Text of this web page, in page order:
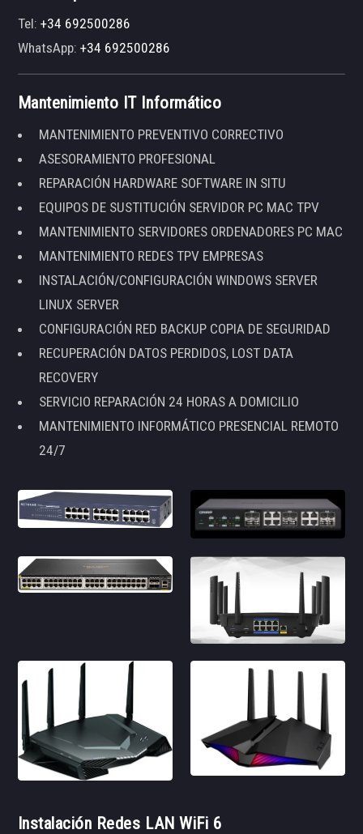
Tel:+34 692500286
WhatsApp:+34 692500286
Mantenimiento IT Informático
MANTENIMIENTO PREVENTIVO CORRECTIVO
ASESORAMIENTO PROFESIONAL
REPARACIÓN HARDWARE SOFTWARE IN SITU
EQUIPOS DE SUSTITUCIÓN SERVIDOR PC MAC TPV
MANTENIMIENTO SERVIDORES ORDENADORES PC MAC
MANTENIMIENTO REDES TPV EMPRESAS
INSTALACIÓN/CONFIGURACIÓN WINDOWS SERVER
LINUX SERVER
CONFIGURACIÓN RED BACKUP COPIA DE SEGURIDAD
RECUPERACIÓN DATOS PERDIDOS, LOST DATA
RECOVERY
SERVICIO REPARACIÓN 24 HORAS A DOMICILIO
MANTENIMIENTO INFORMÁTICO PRESENCIAL REMOTO
24/7
Instalación Redes LAN WiFi 6